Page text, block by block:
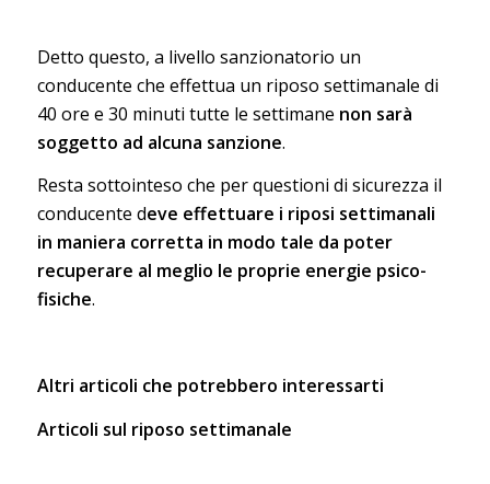
Detto questo, a livello sanzionatorio un
conducente che effettua un riposo settimanale di
40 ore e 30 minuti tutte le settimane non sarà
soggetto ad alcuna sanzione.
Resta sottointeso che per questioni di sicurezza il
conducente deve effettuare i riposi settimanali
in maniera corretta in modo tale da poter
recuperare al meglio le proprie energie psico-
fisiche.
Altri articoli che potrebbero interessarti
Articoli sul riposo settimanale